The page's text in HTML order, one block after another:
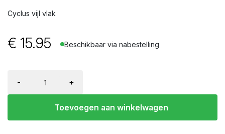
Cyclus vijl vlak
€ 15.95 Beschikbaar via nabestelling
- +
Toevoegen aan winkelwagen